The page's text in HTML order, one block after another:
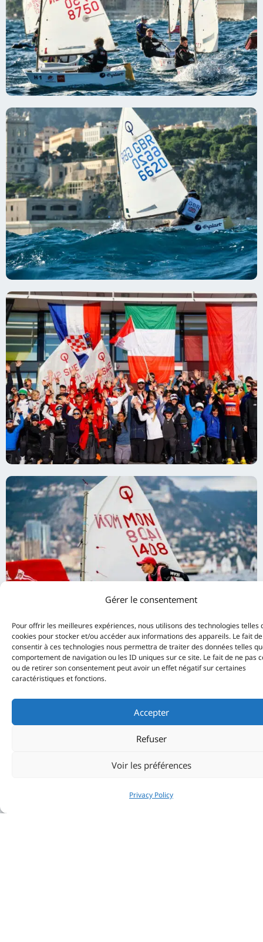
Gérer le consentement
Pour offrir les meilleures expériences, nous utilisons des technologies telles
cookies pour stocker et/ou accéder aux informations des appareils. Le fait de
consentir à ces technologies nous permettra de traiter des données telles
comportement de navigation ou les ID uniques sur ce site. Le fait de ne pas
ou de retirer son consentement peut avoir un effet négatif sur certaines
caractéristiques et fonctions.
Accepter
Refuser
Voir les préférences
Privacy Policy